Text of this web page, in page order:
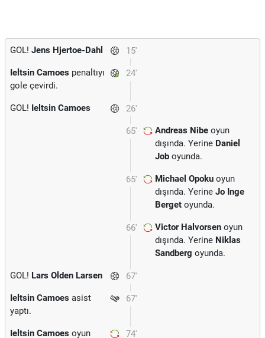
15'
GOL! Jens Hjertoe-Dahl
24'
Ieltsin Camoes penaltıyı
gole çevirdi.
26'
GOL! Ieltsin Camoes
65' Andreas Nibe oyun
dışında. Yerine Daniel
Job oyunda.
65' Michael Opoku oyun
dışında. Yerine Jo Inge
Berget oyunda.
66' Victor Halvorsen oyun
dışında. Yerine Niklas
Sandberg oyunda.
67'
GOL! Lars Olden Larsen
67'
Ieltsin Camoes asist
yaptı.
74'
Ieltsin Camoes oyun